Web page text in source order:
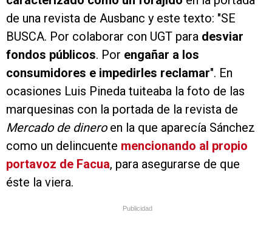
de una revista de Ausbanc y este texto: "SE
BUSCA. Por colaborar con UGT para desviar
fondos públicos. Por engañar a los
consumidores e impedirles reclamar". En
ocasiones Luis Pineda tuiteaba la foto de las
marquesinas con la portada de la revista de
Mercado de dineroen la que aparecía Sánchez
como un delincuente mencionando al propio
portavoz de Facua, para asegurarse de que
éste la viera.
Publicidad